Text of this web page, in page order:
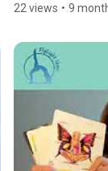
22 views • 9